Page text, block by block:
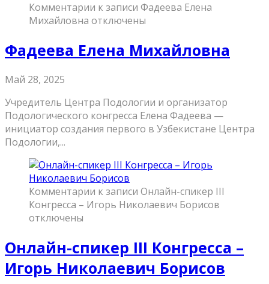
Комментарии к записи Фадеева Елена
Михайловна отключены
Фадеева Елена Михайловна
Май 28, 2025
Учредитель Центра Подологии и организатор
Подологического конгресса Елена Фадеева —
инициатор создания первого в Узбекистане Центра
Подологии,...
Комментарии к записи Онлайн-спикер III
Конгресса – Игорь Николаевич Борисов
отключены
Онлайн-спикер III Конгресса –
Игорь Николаевич Борисов